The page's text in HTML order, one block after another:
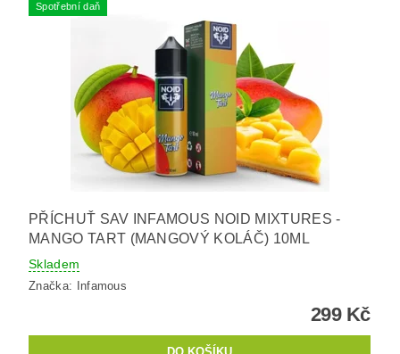
Spotřební daň
PŘÍCHUŤ SAV INFAMOUS NOID MIXTURES -
MANGO TART (MANGOVÝ KOLÁČ) 10ML
Skladem
Značka: Infamous
299 Kč